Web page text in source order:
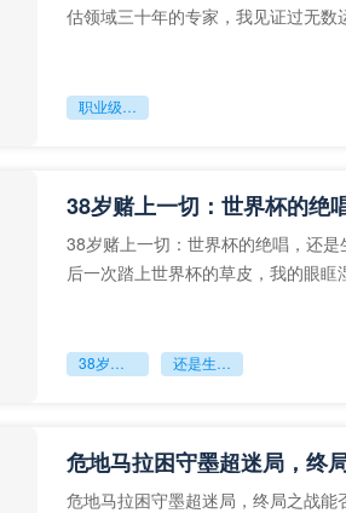
估领域三十年的专家，我见证过无
职业级冲刺强度设为世界杯体能硬门槛
38岁赌上一切：世界杯的绝
38岁赌上一切：世界杯的绝唱，还
后一次踏上世界杯的草皮，我的眼
38岁赌上一切：世界杯的绝唱 还是生命的最后冲刺？
危地马拉困守墨超迷局，终
危地马拉困守墨超迷局，终局之战